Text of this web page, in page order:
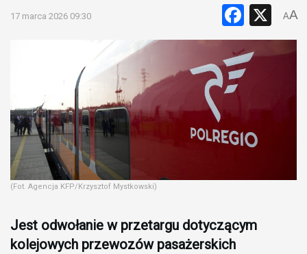
17 marca 2026 09:30 X
AA
(Fot. Agencja KFP/Krzysztof Mystkowski)
Jest odwołanie w przetargu dotyczącym
kolejowych przewozów pasażerskich